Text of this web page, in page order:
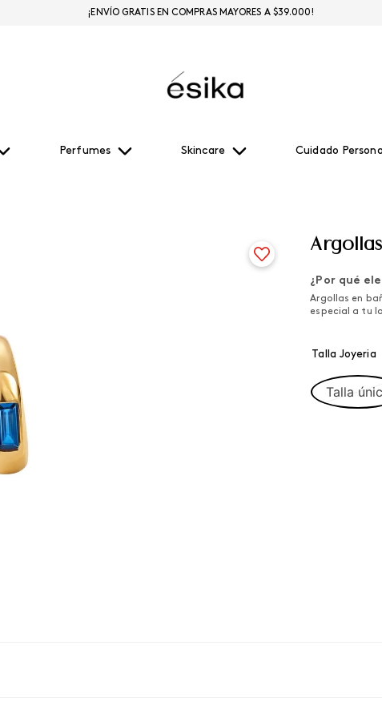
Perfumes Skincare Cuidado
¡ENVÍO GRATIS EN COMPRAS MAYORES A $39.000!
¿Por qué
Argollas en
especial a tu
Talla Joyeria
Talla